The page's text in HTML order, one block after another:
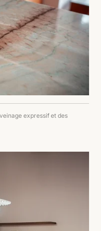
expressif et des